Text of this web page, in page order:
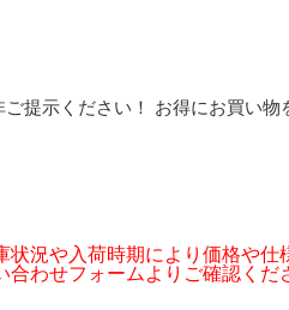
提示ください！ お得にお買い物
況や入荷時期により価格や仕
わせフォームよりご確認くだ